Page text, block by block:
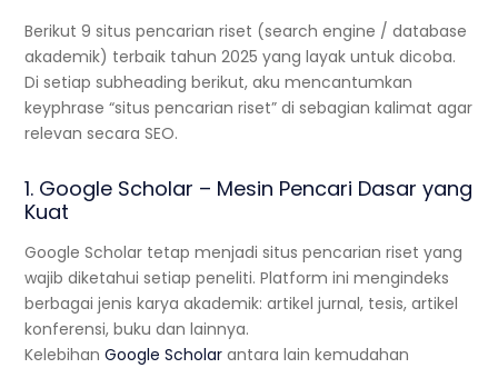
Berikut 9 situs pencarian riset (search engine / database
akademik) terbaik tahun 2025 yang layak untuk dicoba.
Di setiap subheading berikut, aku mencantumkan
keyphrase “situs pencarian riset” di sebagian kalimat agar
relevan secara SEO.
1. Google Scholar – Mesin Pencari Dasar yang
Kuat
Google Scholar tetap menjadi situs pencarian riset yang
wajib diketahui setiap peneliti. Platform ini mengindeks
berbagai jenis karya akademik: artikel jurnal, tesis, artikel
konferensi, buku dan lainnya.
Kelebihan Google Scholarantara lain kemudahan